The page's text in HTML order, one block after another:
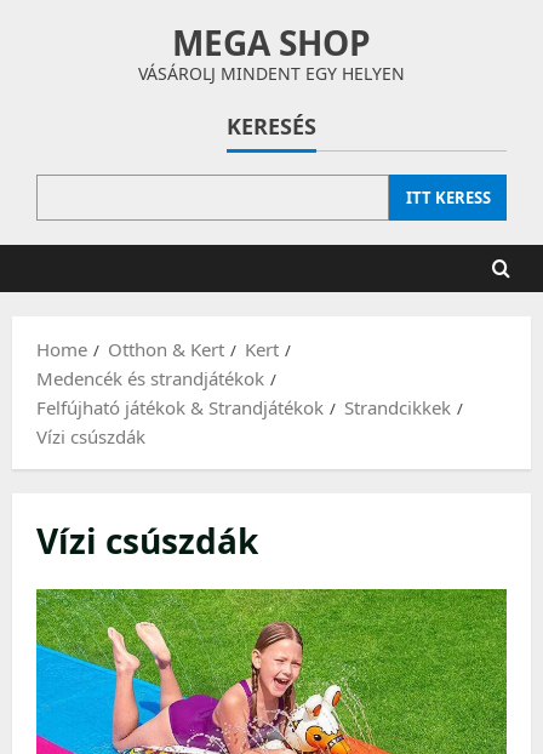
MEGA SHOP
VÁSÁROLJ MINDENT EGY HELYEN
KERESÉS
ITT KERESS
Home Otthon & Kert
Kert
Medencék és strandjátékok
Felfújható játékok & Strandjátékok
Strandcikkek
Vízi csúszdák
Vízi csúszdák